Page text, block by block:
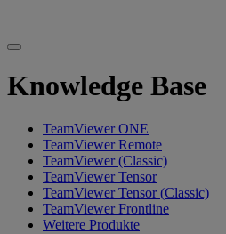
Knowledge Base
TeamViewer ONE
TeamViewer Remote
TeamViewer (Classic)
TeamViewer Tensor
TeamViewer Tensor (Classic)
TeamViewer Frontline
Weitere Produkte